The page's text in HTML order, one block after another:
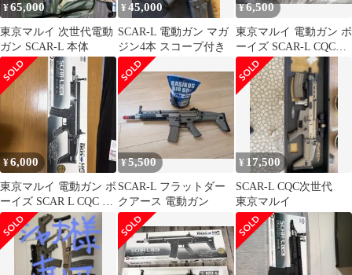
¥65,000
東京マルイ 次世代電動
ガン SCAR-L 本体
¥45,000
SCAR-L 電動ガン マガ
ジン4本 スコープ付き
¥6,500
東京マルイ 電動ガン ボ
ーイズ SCAR-L CQC
FDE(値下げしました)
¥6,000
東京マルイ 電動ガン ボ
ーイズ SCAR L CQC ブ
ラック
¥5,500
SCAR-L フラットダー
クアース 電動ガン
¥ 17,500
SCAR-L CQC次世代
東京マルイ